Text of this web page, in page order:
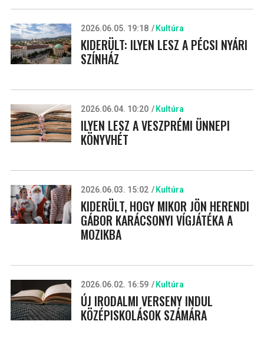
2026.06.05. 19:18 Kultúra
KIDERÜLT: ILYEN LESZ A PÉCSI NYÁRI
SZÍNHÁZ
2026.06.04. 10:20 Kultúra
ILYEN LESZ A VESZPRÉMI ÜNNEPI
KÖNYVHÉT
2026.06.03. 15:02 Kultúra
KIDERÜLT, HOGY MIKOR JÖN HERENDI
GÁBOR KARÁCSONYI VÍGJÁTÉKA A
MOZIKBA
2026.06.02. 16:59 Kultúra
ÚJ IRODALMI VERSENY INDUL
KÖZÉPISKOLÁSOK SZÁMÁRA